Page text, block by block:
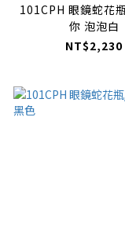
101CPH 眼鏡蛇花
你 泡泡白
NT$2,230